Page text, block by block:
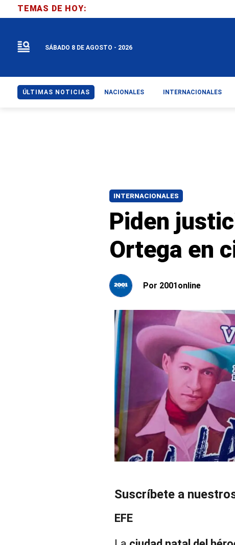
INTERNACIONALES
Piden
Ortega en
Por 2001online
Suscríbete a
EFE
TEMAS DE HOY:
SÁBADO 8 DE AGOSTO - 2026
ÚLTIMAS NOTICIAS NACIONALES INTERNACIONALES